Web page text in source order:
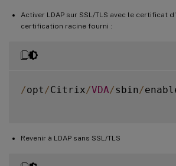
Activer LDAP sur SSL/TLS avec le certificat
certification racine fourni :
/opt /Citrix/VDA/sbin/
Revenir à LDAP sans SSL/TLS